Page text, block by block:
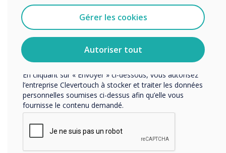
Gérer les cookies
Autoriser tout
Vous pouvez vous désabonner de ces communications à
tout moment. Consultez notre Politique de confidentialité
pour en savoir plus sur nos modalités de
désabonnement, nos politiques de confidentialité et sur
notre engagement vis-à-vis de la protection et du respect
de la vie privée.
En cliquant sur « Envoyer » ci-dessous, vous autorisez
l’entreprise Clevertouch à stocker et traiter les données
personnelles soumises ci-dessus afin qu’elle vous
fournisse le contenu demandé.